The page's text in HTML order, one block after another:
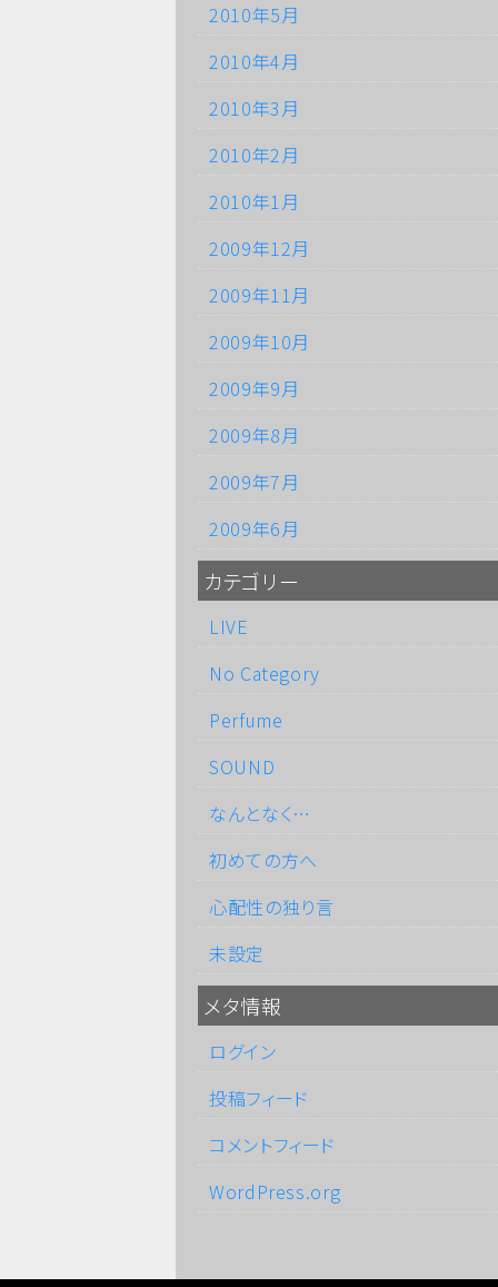
2010年5月
2010年4月
2010年3月
2010年2月
2010年1月
2009年12月
2009年11月
2009年10月
2009年9月
2009年8月
2009年7月
2009年6月
カテゴリー
LIVE
No Category
Perfume
SOUND
なんとなく…
初めての方へ
心配性の独り言
未設定
メタ情報
ログイン
投稿フィード
コメントフィード
WordPress.org